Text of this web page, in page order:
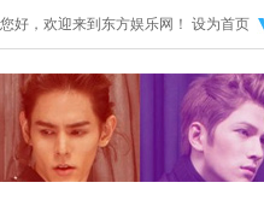
您好，欢迎来到东方娱乐网！ 设为首页